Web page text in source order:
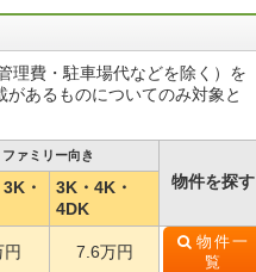
理費・駐車場代などを除く）を
あるものについてのみ対象と
ファミリー向き
物件を探す
・
3K・4K・
4DK
7.6万円
物件一
覧